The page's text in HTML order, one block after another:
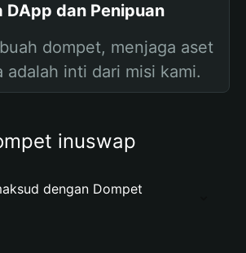
DApp dan Penipuan
dompet, menjaga aset
adalah inti dari misi kami.
inuswap
dengan Dompet